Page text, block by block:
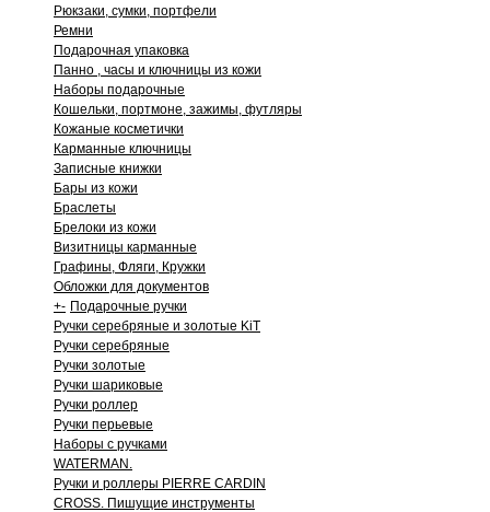
Рюкзаки, сумки, портфели
Ремни
Подарочная упаковка
Панно , часы и ключницы из кожи
Наборы подарочные
Кошельки, портмоне, зажимы, футляры
Кожаные косметички
Карманные ключницы
Записные книжки
Бары из кожи
Браслеты
Брелоки из кожи
Визитницы карманные
Графины, Фляги, Кружки
Обложки для документов
+- Подарочные ручки
Ручки серебряные и золотые KiT
Ручки серебряные
Ручки золотые
Ручки шариковые
Ручки роллер
Ручки перьевые
Наборы с ручками
WATERMAN.
Ручки и роллеры PIERRE CARDIN
CROSS. Пишущие инструменты